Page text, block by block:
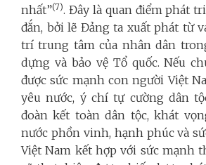
nhất”(7). Đây là quan điểm phát
đắn, bởi lẽ Đảng ta xuất phát từ
trí trung tâm của nhân dân
dựng và bảo vệ Tổ quốc. Nếu
được sức mạnh con người Việt
yêu nước, ý chí tự cường dân
đoàn kết toàn dân tộc, khát
nước phồn vinh, hạnh phúc và
Việt Nam kết hợp với sức mạnh